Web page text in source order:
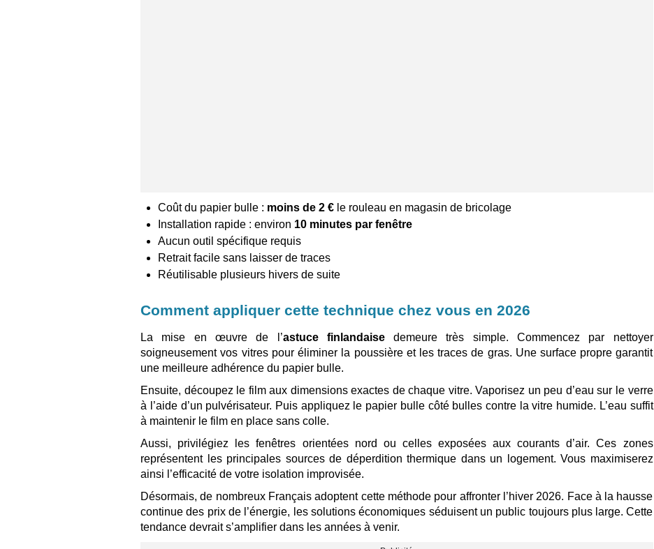
Coût du papier bulle : moins de 2 € le rouleau en magasin de bricolage
Installation rapide : environ 10 minutes par fenêtre
Aucun outil spécifique requis
Retrait facile sans laisser de traces
Réutilisable plusieurs hivers de suite
Comment appliquer cette technique chez vous en 2026
La mise en œuvre de l’astuce finlandaisedemeure très simple. Commencez par nettoyer
soigneusement vos vitres pour éliminer la poussière et les traces de gras. Une surface propre garantit
une meilleure adhérence du papier bulle.
Ensuite, découpez le film aux dimensions exactes de chaque vitre. Vaporisez un peu d’eau sur le verre
à l’aide d’un pulvérisateur. Puis appliquez le papier bulle côté bulles contre la vitre humide. L’eau suffit
à maintenir le film en place sans colle.
Aussi, privilégiez les fenêtres orientées nord ou celles exposées aux courants d’air. Ces zones
représentent les principales sources de déperdition thermique dans un logement. Vous maximiserez
ainsi l’efficacité de votre isolation improvisée.
Désormais, de nombreux Français adoptent cette méthode pour affronter l’hiver 2026. Face à la hausse
continue des prix de l’énergie, les solutions économiques séduisent un public toujours plus large. Cette
tendance devrait s’amplifier dans les années à venir.